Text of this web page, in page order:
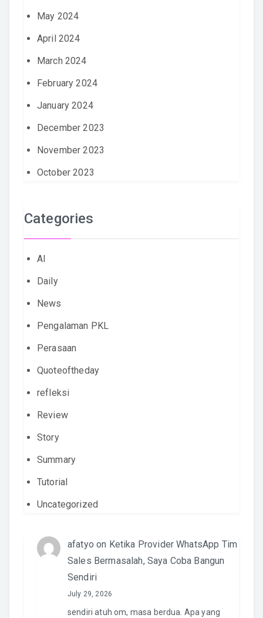
May 2024
April 2024
March 2024
February 2024
January 2024
December 2023
November 2023
October 2023
Categories
AI
Daily
News
Pengalaman PKL
Perasaan
Quoteoftheday
refleksi
Review
Story
Summary
Tutorial
Uncategorized
afatyo on Ketika Provider WhatsApp Tim
Sales Bermasalah, Saya Coba Bangun
Sendiri
July 29, 2026
sendiri atuh om, masa berdua. Apa yang